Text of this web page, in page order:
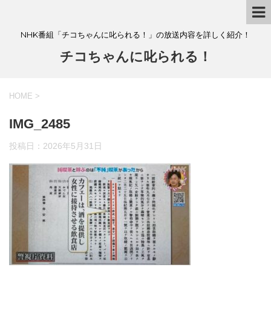
NHK番組「チコちゃんに叱られる！」の放送内容を詳しく紹介！
チコちゃんに叱られる！
HOME >
IMG_2485
投稿日： 2026年5月31日